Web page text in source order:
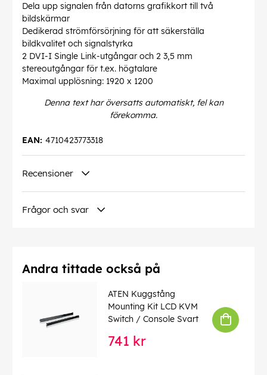
Dela upp signalen från datorns grafikkort till två
bildskärmar
Dedikerad strömförsörjning för att säkerställa
bildkvalitet och signalstyrka
2 DVI-I Single Link-utgångar och 2 3,5 mm
stereoutgångar för t.ex. högtalare
Maximal upplösning: 1920 x 1200
Denna text har översatts automatiskt, fel kan
förekomma.
4710423773318
EAN:
Recensioner
Frågor och svar
Andra tittade också på
ATEN Kuggstång
Mounting Kit LCD KVM
Switch / Console Svart
741 kr